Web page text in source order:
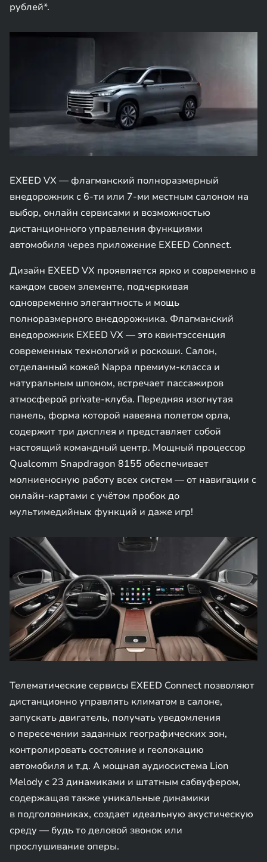
рублей*.
EXEED VX — флагманский полноразмерный
внедорожник с 6-ти или 7-ми местным салоном на
выбор, онлайн сервисами и возможностью
дистанционного управления функциями
автомобиля через приложение EXEED Connect.
Дизайн EXEED VX проявляется ярко и современно в
каждом своем элементе, подчеркивая
одновременно элегантность и мощь
полноразмерного внедорожника. Флагманский
внедорожник EXEED VX — это квинтэссенция
современных технологий и роскоши. Салон,
отделанный кожей Nappa премиум-класса и
натуральным шпоном, встречает пассажиров
атмосферой private-клуба. Передняя изогнутая
панель, форма которой навеяна полетом орла,
содержит три дисплея и представляет собой
настоящий командный центр. Мощный процессор
Qualcomm Snapdragon 8155 обеспечивает
молниеносную работу всех систем — от навигации с
онлайн-картами с учётом пробок до
мультимедийных функций и даже игр!
Телематические сервисы EXEED Connect позволяют
дистанционно управлять климатом в салоне,
запускать двигатель, получать уведомления
о пересечении заданных географических зон,
контролировать состояние и геолокацию
автомобиля и т.д. А мощная аудиосистема Lion
Melody с 23 динамиками и штатным сабвуфером,
содержащая также уникальные динамики
в подголовниках, создает идеальную акустическую
среду — будь то деловой звонок или
прослушивание оперы.